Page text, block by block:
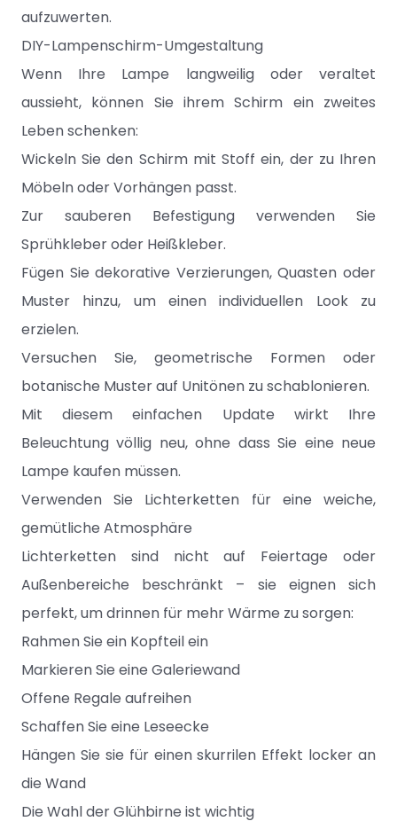
aufzuwerten.
DIY-Lampenschirm-Umgestaltung
Wenn Ihre Lampe langweilig oder veraltet
aussieht, können Sie ihrem Schirm ein zweites
Leben schenken:
Wickeln Sie den Schirm mit Stoff ein, der zu Ihren
Möbeln oder Vorhängen passt.
Zur sauberen Befestigung verwenden Sie
Sprühkleber oder Heißkleber.
Fügen Sie dekorative Verzierungen, Quasten oder
Muster hinzu, um einen individuellen Look zu
erzielen.
Versuchen Sie, geometrische Formen oder
botanische Muster auf Unitönen zu schablonieren.
Mit diesem einfachen Update wirkt Ihre
Beleuchtung völlig neu, ohne dass Sie eine neue
Lampe kaufen müssen.
Verwenden Sie Lichterketten für eine weiche,
gemütliche Atmosphäre
Lichterketten sind nicht auf Feiertage oder
Außenbereiche beschränkt – sie eignen sich
perfekt, um drinnen für mehr Wärme zu sorgen:
Rahmen Sie ein Kopfteil ein
Markieren Sie eine Galeriewand
Offene Regale aufreihen
Schaffen Sie eine Leseecke
Hängen Sie sie für einen skurrilen Effekt locker an
die Wand
Die Wahl der Glühbirne ist wichtig